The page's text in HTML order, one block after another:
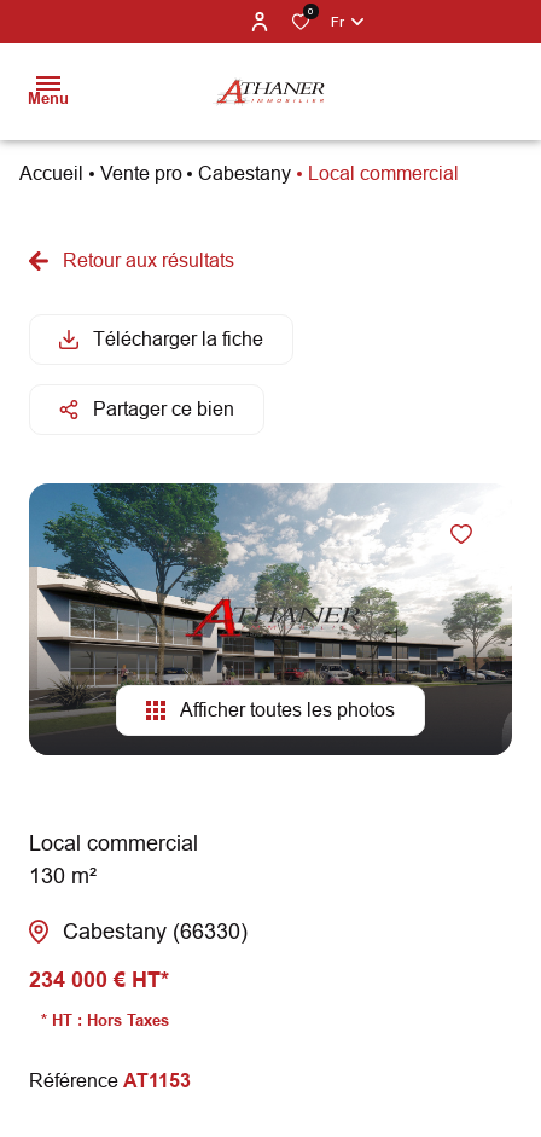
0
Fr
Menu
NOS
NOS
AGENCES
CONTACT
Accueil Vente pro Cabestany Local commercial
Retour aux résultats
Télécharger la fiche
Partager ce bien
Afficher toutes les photos
Local commercial
130 m²
Cabestany (66330)
234 000 € HT*
* HT : Hors Taxes
Référence AT1153